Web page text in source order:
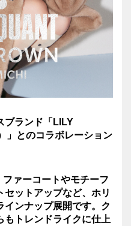
ブランド「 LILY
」とのコラボレーション
ァーコートやモチーフ
セットアップなど、ホリ
インナップ展開です。ク
もトレンドライクに仕上